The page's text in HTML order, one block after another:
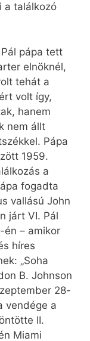
a találkozó
pápa tett
elnöknél,
tehát a
volt így,
hanem
nem állt
Pápa
1959.
a
fogadta
vallású John
járt VI. Pál
én – amikor
híres
„Soha
B. Johnson
28-
vendége a
II.
Miami